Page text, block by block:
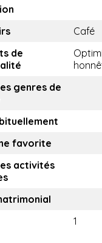
Café
de
genres de
favorite
activités
1